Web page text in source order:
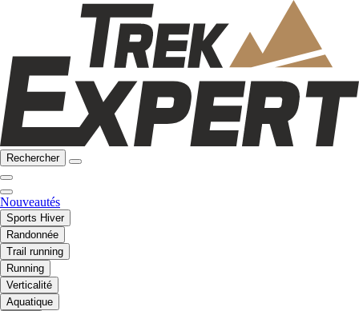
Rechercher
Nouveautés
Sports Hiver
Randonnée
Trail running
Running
Verticalité
Aquatique